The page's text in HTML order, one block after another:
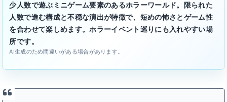
少人数で遊ぶミニゲーム要素のあるホラーワールド。限られた
人数で進む構成と不穏な演出が特徴で、短めの怖さとゲーム性
を合わせて楽しめます。ホラーイベント巡りにも入れやすい場
所です。
AI生成のため間違いがある場合があります。